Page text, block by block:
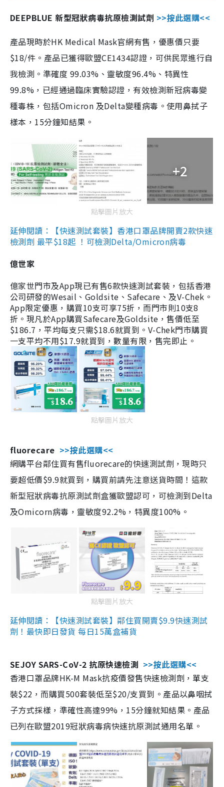
DEEPBLUE 新型冠狀病毒抗原檢測試劑 >>按此選購<<
產品現時於HK Medical Mask官網有售，優惠價只要
$18/件。產品已獲得歐盟CE1434認證，可供民眾進行自
我檢測。準確度 99.03%、靈敏度96.4%、特異性
99.8%，已經通過臨床實驗認證，有效檢測新冠病毒變
種毒株，包括Omicron 及Delta變種病毒。使用鼻拭子
樣本，15分鐘知結果。
+2
點擊圖片放大
延伸閱讀：【快速測試套裝】香港口罩品牌開賣2款快速
檢測劑 最平$18起 ！可檢測Delta/Omicron病毒
億世家
億家世門市及App現已有售6款快速測試套裝，包括香港
公司研發的Wesail、Goldsite、Safecare、及V-Chek。
App限定優惠，購買10支可享75折，而門市則10支8
折。現凡於App購買Safecare及Goldsite，售價低至
$186.7，平均每支只需$18.6就買到。V-Chek門市購買
一支平均不用$17.9就買到，數量有限，售完即止。
點擊圖片放大
fluorecare >>按此選購<<
網購平台鄰住買有售fluorecare的快速測試劑，現時只
要超低價$9.9就買到，購買前請先注意送貨時間！這款
新型冠狀病毒抗原測試劑盒獲歐盟認可，可檢測到Delta
及Omicorn病毒，靈敏度92.2%，特異度100%。
點擊圖片放大
延伸閱讀：【快速測試套裝】鄰住買開賣$9.9快速測試
劑！最快即日發貨 每日15萬盒補貨
SEJOY SARS-CoV-2 抗原快速檢測 >>按此選購<<
香港口罩品牌HK-M Mask抗疫價發售快速檢測劑，單支
裝$22，而購買500套裝低至$20/支買到。產品以鼻咽拭
子方式採樣，準確性高達99%，15分鐘就知結果。產品
已列在歐盟2019冠狀病毒病快速抗原測試通用名單。